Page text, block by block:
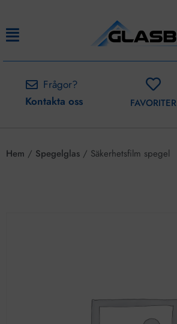
Frågor?
Kontakta oss
FAVORITER
Hem / Spegelglas / Säkerhetsfilm spegel